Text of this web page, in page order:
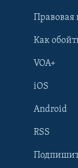
Learning
Как
VOA+
iOS
Android
RSS